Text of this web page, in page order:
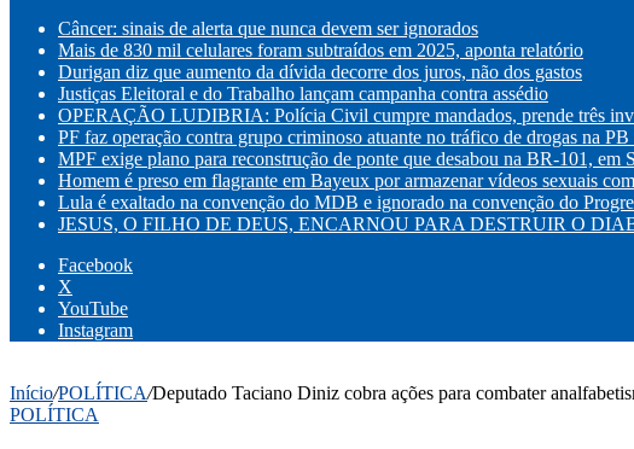
Câncer: sinais de alerta que nunca devem ser ignorados
Mais de 830 mil celulares foram subtraídos em 2025, aponta relatório
Durigan diz que aumento da dívida decorre dos juros, não dos gastos
Justiças Eleitoral e do Trabalho lançam campanha contra assédio
OPERAÇÃO LUDIBRIA: Polícia Civil cumpre mandados, prende três
PF faz operação contra grupo criminoso atuante no tráfico de drogas na
MPF exige plano para reconstrução de ponte que desabou na BR-101, em
Homem é preso em flagrante em Bayeux por armazenar vídeos sexuais
Lula é exaltado na convenção do MDB e ignorado na convenção do
JESUS, O FILHO DE DEUS, ENCARNOU PARA DESTRUIR O
Facebook
X
YouTube
Instagram
Início/POLÍTICA/Deputado Taciano Diniz cobra ações para combater
POLÍTICA